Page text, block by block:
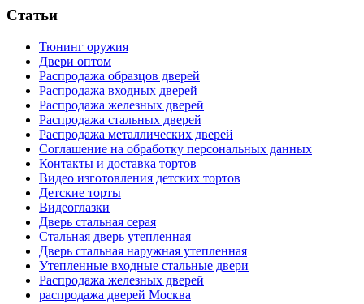
Статьи
Тюнинг оружия
Двери оптом
Распродажа образцов дверей
Распродажа входных дверей
Распродажа железных дверей
Распродажа стальных дверей
Распродажа металлических дверей
Соглашение на обработку персональных данных
Контакты и доставка тортов
Видео изготовления детских тортов
Детские торты
Видеоглазки
Дверь стальная серая
Стальная дверь утепленная
Дверь стальная наружная утепленная
Утепленные входные стальные двери
Распродажа железных дверей
распродажа дверей Москва